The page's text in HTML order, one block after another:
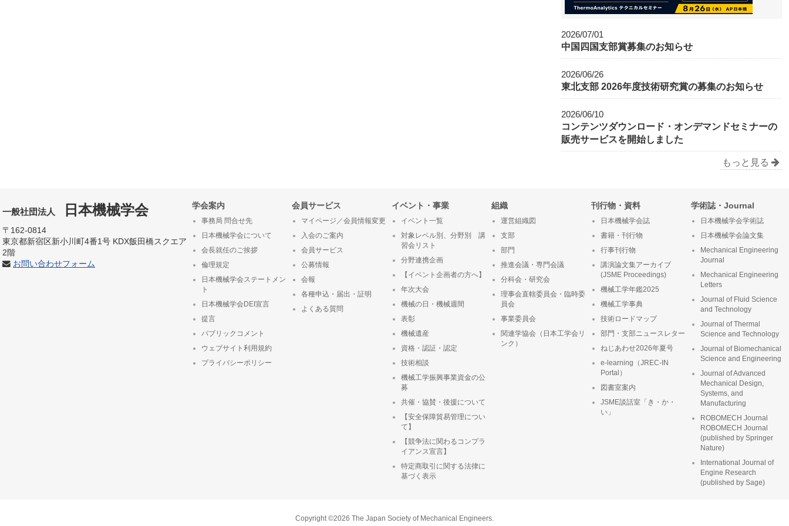
2026/07/01
中国四国支部賞募集のお知らせ
2026/06/26
東北支部 2026年度技術研究賞の募集のお知らせ
2026/06/10
コンテンツダウンロード・オンデマンドセミナーの
販売サービスを開始しました
もっと見る
一般社団法人 日本機械学会
〒162-0814
東京都新宿区新小川町4番1号 KDX飯田橋スクエア
2階
お問い合わせフォーム
学会案内
事務局 問合せ先
日本機械学会について
会長就任のご挨拶
倫理規定
日本機械学会ステートメン
ト
日本機械学会DEI宣言
提言
パブリックコメント
ウェブサイト利用規約
プライバシーポリシー
会員サービス
マイページ／会員情報変更
入会のご案内
会員サービス
公募情報
会報
各種申込・届出・証明
よくある質問
イベント・事業
イベント一覧
対象レベル別、分野別 講
習会リスト
分野連携企画
【イベント企画者の方へ】
年次大会
機械の日・機械週間
表彰
機械遺産
資格・認証・認定
技術相談
機械工学振興事業資金の公
募
共催・協賛・後援について
【安全保障貿易管理につい
て】
【競争法に関わるコンプラ
イアンス宣言】
特定商取引に関する法律に
基づく表示
組織
運営組織図
支部
部門
推進会議・専門会議
分科会・研究会
理事会直轄委員会・臨時委
員会
事業委員会
関連学協会（日本工学会リ
ンク）
刊行物・資料
日本機械学会誌
書籍・刊行物
行事刊行物
講演論文集アーカイブ
(JSME Proceedings)
機械工学年鑑2025
機械工学事典
技術ロードマップ
部門・支部ニュースレター
ねじあわせ2026年夏号
e-learning（JREC-IN
Portal）
図書室案内
JSME談話室「き・か・
い」
学術誌・Journal
日本機械学会学術誌
日本機械学会論文集
Mechanical Engineering
Journal
Mechanical Engineering
Letters
Journal of Fluid Science
and Technology
Journal of Thermal
Science and Technology
Journal of Biomechanical
Science and Engineering
Journal of Advanced
Mechanical Design,
Systems, and
Manufacturing
ROBOMECH Journal
ROBOMECH Journal
(published by Springer
Nature)
International Journal of
Engine Research
(published by Sage)
Copyright ©2026 The Japan Society of Mechanical Engineers.